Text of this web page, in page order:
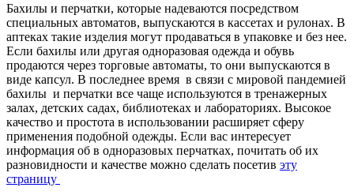
Бахилы и перчатки, которые надеваются посредством
специальных автоматов, выпускаются в кассетах и рулонах. В
аптеках такие изделия могут продаваться в упаковке и без нее.
Если бахилы или другая одноразовая одежда и обувь
продаются через торговые автоматы, то они выпускаются в
виде капсул. В последнее время в связи с мировой пандемией
бахилы и перчатки все чаще используются в тренажерных
залах, детских садах, библиотеках и лабораториях. Высокое
качество и простота в использовании расширяет сферу
применения подобной одежды. Если вас интересует
информация об в одноразовых перчатках, почитать об их
разновидности и качестве можно сделать посетив эту
страницу